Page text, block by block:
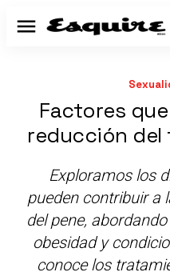
Menú
Factores
reducción del
Exploramos los
pueden contribuir a
del pene,
obesidad y
conoce los